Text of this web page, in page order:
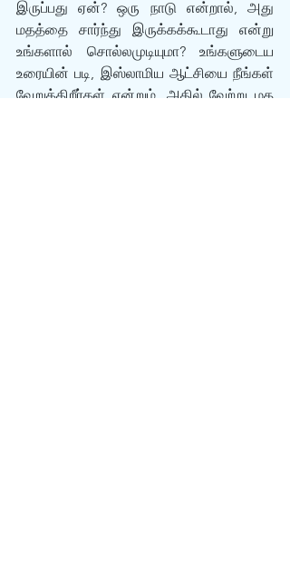
இருப்பது ஏன்? ஒரு நாடு என்றால், அது
மதத்தை சார்ந்து இருக்கக்கூடாது என்று
உங்களால் சொல்லமுடியுமா? உங்களுடைய
உரையின் படி, இஸ்லாமிய ஆட்சியை நீங்கள்
வேறுக்கிறீர்கள் என்றும், அதில் வேற்று மத